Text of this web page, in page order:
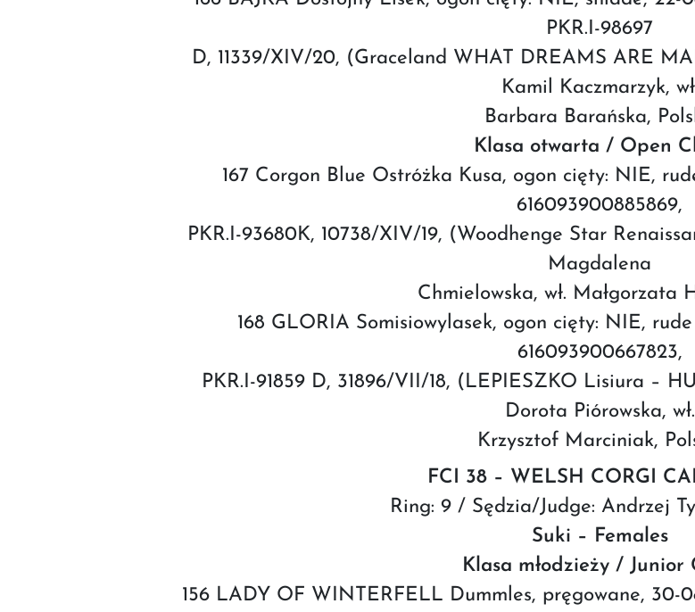
PKR.I-98697
D, 11339/XIV/20, (Graceland WHAT DREAMS ARE
Kamil Kaczmarzyk,
Barbara Barańska,
Klasa otwarta / Open
167 Corgon Blue Ostróżka Kusa, ogon cięty: NIE,
616093900885869,
PKR.I-93680K, 10738/XIV/19, (Woodhenge Star
Magdalena
Chmielowska, wł. Małgorzata
168 GLORIA Somisiowylasek, ogon cięty: NIE,
616093900667823,
PKR.I-91859 D, 31896/VII/18, (LEPIESZKO Lisiura –
Dorota Piórowska, wł.
Krzysztof Marciniak,
FCI 38 – WELSH CORGI
Ring: 9 / Sędzia/Judge: Andrzej
Suki – Females
Klasa młodzieży / Junior
156 LADY OF WINTERFELL Dummles, pręgowane, 30-